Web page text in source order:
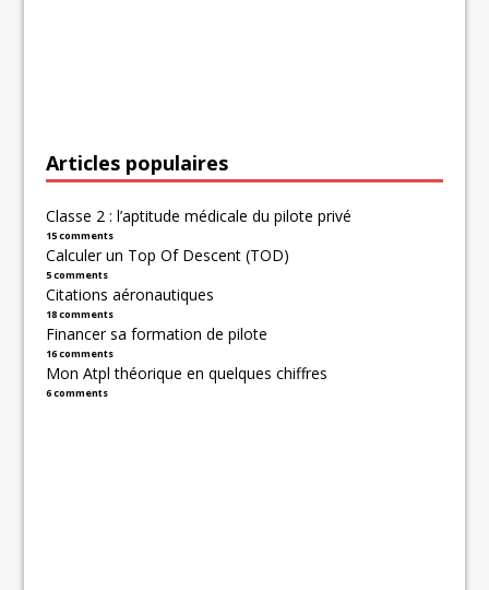
Articles populaires
Classe 2 : l’aptitude médicale du pilote privé
15 comments
Calculer un Top Of Descent (TOD)
5 comments
Citations aéronautiques
18 comments
Financer sa formation de pilote
16 comments
Mon Atpl théorique en quelques chiffres
6 comments